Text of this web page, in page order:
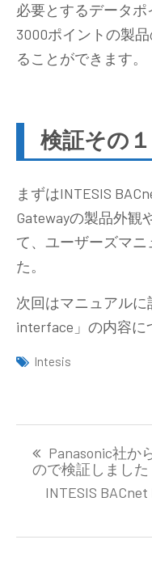
必要とするデータ
3000ポイントの製
ることができます。
検証その
まずはINTESIS
Gatewayの製品外観
て、ユーザーズマ
た。
次回はマニュアル
interface」の内容に
Intesis
ー
Panasonic社か
ので検証しました
INTESIS